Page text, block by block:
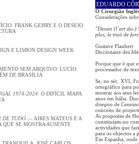
FRANK GEHRY E O DESEJO
E LISBON DESIGN WEEK
SEM ARQUIVO: LUCIO
DE BRASÍLIA
1974-2024: O DIFÍCIL MAPA
DE TUDO — AIRES MATEUS E A
QUE SE MOSTRA AUSENTE
EDUARDO
O Cirurgião Inglês
Considerações
"Dessin (l´art du-)
plus, le trait de
Gustave Flaubert
Diccionaire des
Porque que é que
processador de
Se, no séc. XVI,
ortográfico para
mostrar aos seus
anos em Itália.
disegno de
conceito de
As propostas de
constituíam-no
actividades que
para os objectos a
Em Espanha,